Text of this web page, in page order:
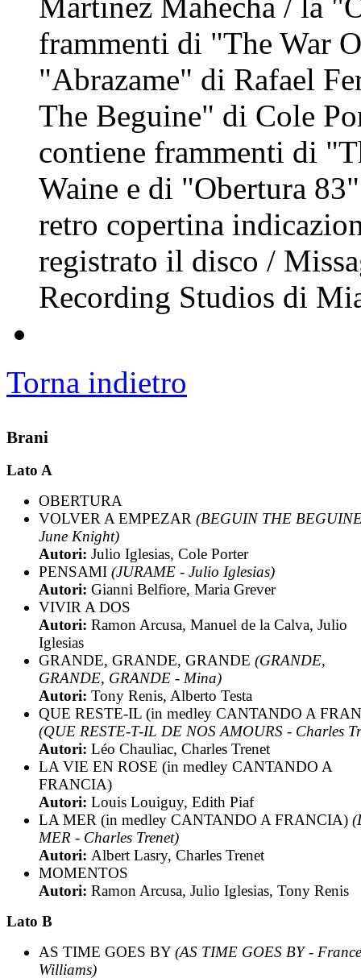
frammenti di "The War
"Abrazame" di Rafael
The Beguine" di Cole
contiene frammenti di
Waine e di "Obertura
retro copertina
registrato il disco /
Recording Studios di
Torna indietro
Brani
Lato A
OBERTURA
VOLVER A EMPEZAR (BEGUIN THE
June Knight)
Autori: Julio Iglesias, Cole Porter
PENSAMI (JURAME - Julio Iglesias)
Autori: Gianni Belfiore, Maria Grever
VIVIR A DOS
Autori: Ramon Arcusa, Manuel de la Calva, Julio
Iglesias
GRANDE, GRANDE, GRANDE (GRANDE,
GRANDE, GRANDE - Mina)
Autori: Tony Renis, Alberto Testa
QUE RESTE-IL (in medley CANTANDO A
(QUE RESTE-T-IL DE NOS AMOURS - Charles
Autori: Léo Chauliac, Charles Trenet
LA VIE EN ROSE (in medley CANTANDO A
FRANCIA)
Autori: Louis Louiguy, Edith Piaf
LA MER (in medley CANTANDO A FRANCIA)
MER - Charles Trenet)
Autori: Albert Lasry, Charles Trenet
MOMENTOS
Autori: Ramon Arcusa, Julio Iglesias, Tony Renis
Lato B
AS TIME GOES BY(AS TIME GOES BY -
Williams)